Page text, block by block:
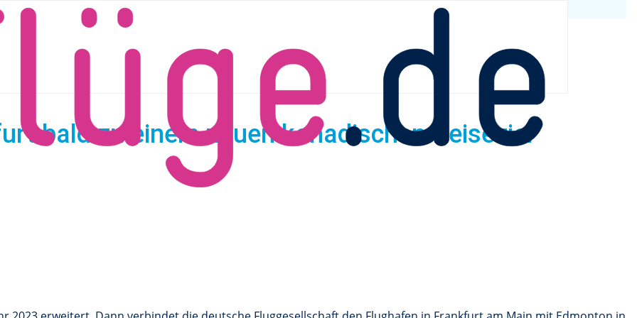
bald zu einem neuen kanadischen Reiseziel